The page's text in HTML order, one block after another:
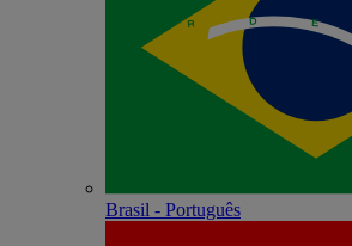
Brasil - Português